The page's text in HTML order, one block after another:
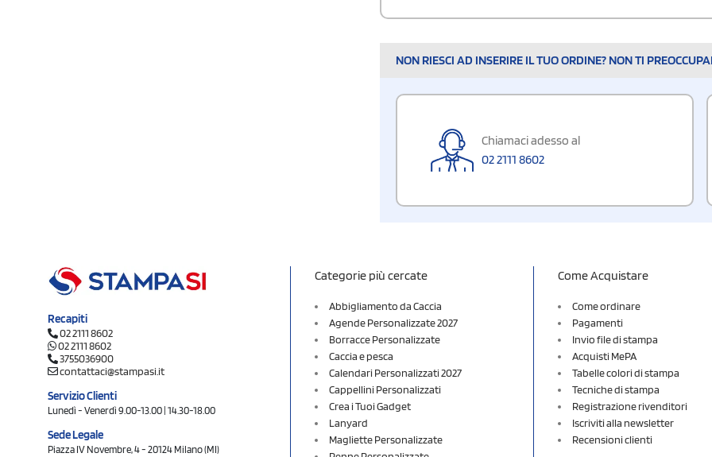
NON RIESCI AD INSERIRE IL TUO ORDINE? NON TI
Chiamaci adesso al
02 2111 8602
Recapiti
02 2111 8602
02 2111 8602
3755036900
contattaci@stampasi.it
Servizio Clienti
Lunedì - Venerdì 9.00-13.00 | 14.30-18.00
Sede Legale
Piazza IV Novembre, 4 - 20124 Milano (MI)
Categorie più cercate
Abbigliamento da Caccia
Agende Personalizzate 2027
Borracce Personalizzate
Caccia e pesca
Calendari Personalizzati 2027
Cappellini Personalizzati
Crea i Tuoi Gadget
Lanyard
Magliette Personalizzate
Come Acquistare
Come ordinare
Pagamenti
Invio file di stampa
Acquisti MePA
Tabelle colori di stampa
Tecniche di stampa
Registrazione rivenditori
Iscriviti alla newsletter
Recensioni clienti